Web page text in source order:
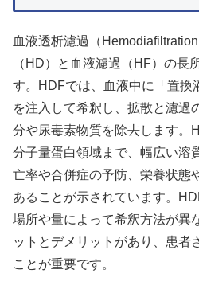
血液透析濾過（
（HD）と血液濾過（HF）の長
す。HDFでは、血液中に「置換
を注入して希釈し、拡散と濾過
分や尿毒素物質を除去します。
分子量蛋白領域まで、幅広い溶
亡率や合併症の予防、栄養状態
あることが示されています。
場所や量によって希釈方法が異
ットとデメリットがあり、患者
ことが重要です。